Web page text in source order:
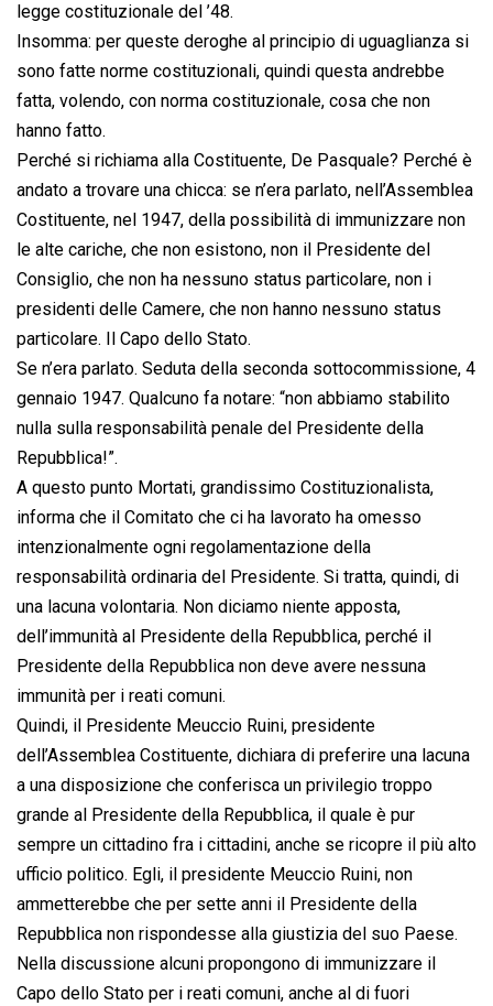
legge costituzionale del ’48.
Insomma: per queste deroghe al principio di uguaglianza si
sono fatte norme costituzionali, quindi questa andrebbe
fatta, volendo, con norma costituzionale, cosa che non
hanno fatto.
Perché si richiama alla Costituente, De Pasquale? Perché è
andato a trovare una chicca: se n’era parlato, nell’Assemblea
Costituente, nel 1947, della possibilità di immunizzare non
le alte cariche, che non esistono, non il Presidente del
Consiglio, che non ha nessuno status particolare, non i
presidenti delle Camere, che non hanno nessuno status
particolare. Il Capo dello Stato.
Se n’era parlato. Seduta della seconda sottocommissione, 4
gennaio 1947. Qualcuno fa notare: “non abbiamo stabilito
nulla sulla responsabilità penale del Presidente della
Repubblica!”.
A questo punto Mortati, grandissimo Costituzionalista,
informa che il Comitato che ci ha lavorato ha omesso
intenzionalmente ogni regolamentazione della
responsabilità ordinaria del Presidente. Si tratta, quindi, di
una lacuna volontaria. Non diciamo niente apposta,
dell’immunità al Presidente della Repubblica, perché il
Presidente della Repubblica non deve avere nessuna
immunità per i reati comuni.
Quindi, il Presidente Meuccio Ruini, presidente
dell’Assemblea Costituente, dichiara di preferire una lacuna
a una disposizione che conferisca un privilegio troppo
grande al Presidente della Repubblica, il quale è pur
sempre un cittadino fra i cittadini, anche se ricopre il più alto
ufficio politico. Egli, il presidente Meuccio Ruini, non
ammetterebbe che per sette anni il Presidente della
Repubblica non rispondesse alla giustizia del suo Paese.
Nella discussione alcuni propongono di immunizzare il
Capo dello Stato per i reati comuni, anche al di fuori